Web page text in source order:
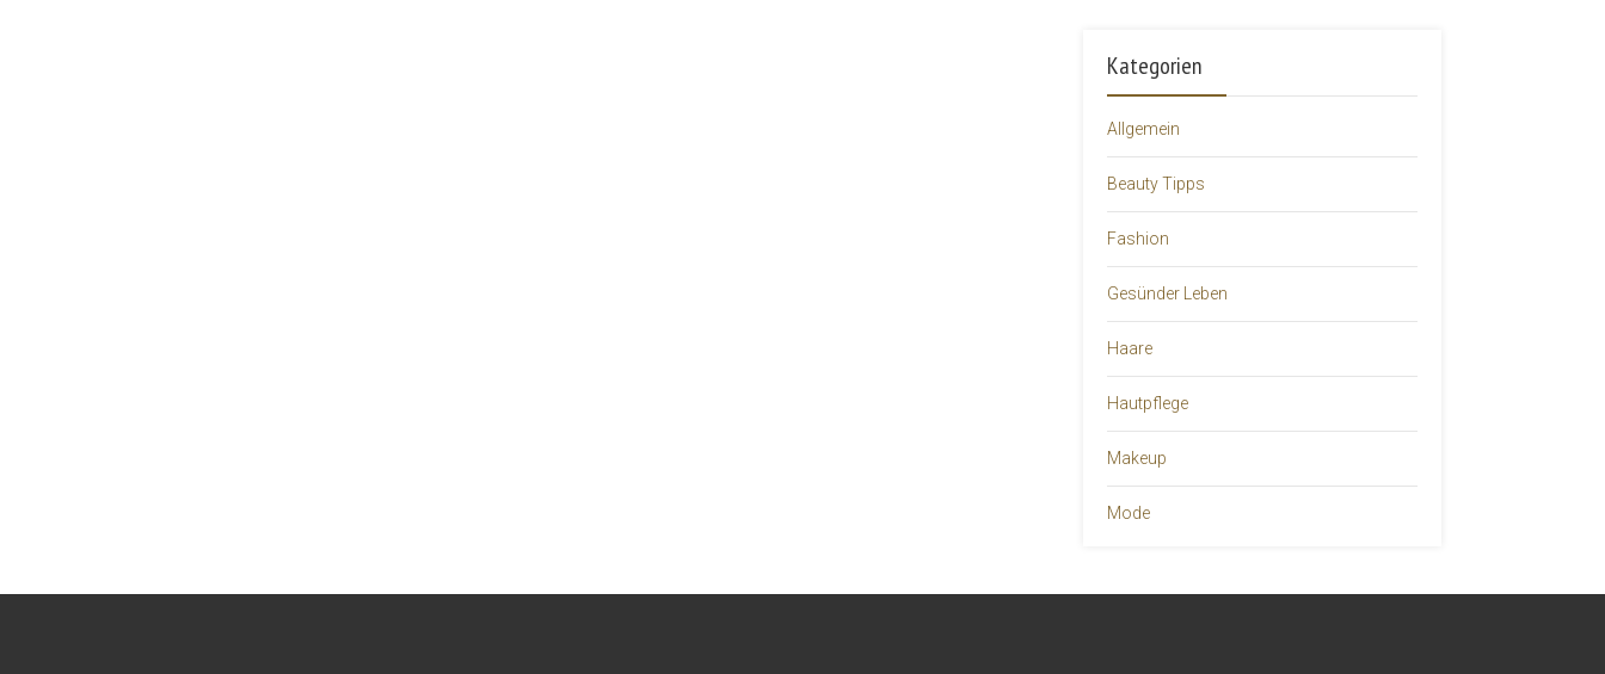
Kategorien
Allgemein
Beauty Tipps
Fashion
Gesünder Leben
Haare
Hautpflege
Makeup
Mode